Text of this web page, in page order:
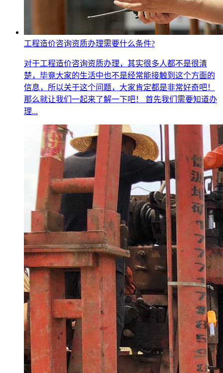
工程造价咨询资质办理需要什么条件?
对于工程造价咨询资质办理，其实很多人都不是很清
楚，毕竟大家的生活中也不是经常能接触到这个方面的
信息，所以关于这个问题，大家肯定都是非常好奇吧！
那么就让我们一起来了解一下吧！ 首先我们需要知道办
理...